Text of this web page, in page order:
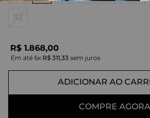
R$ 1.868,00
Em até 6x R$ 311,33 sem juros
ADICIONAR AO
COMPRE AGORA